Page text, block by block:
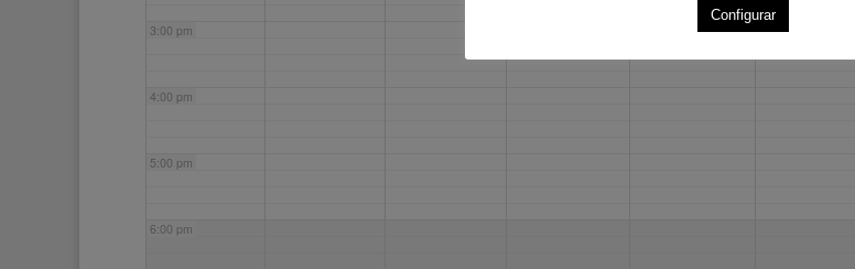
3:00 pm
4:00 pm
5:00 pm
6:00 pm
Configurar